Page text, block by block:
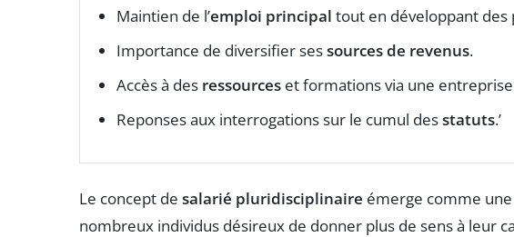
Maintien de l’emploi principal tout en développant des
Importance de diversifier sessources de revenus.
Accès à des ressources et formations via une
Reponses aux interrogations sur le cumul desstatuts.’
Le concept de salarié pluridisciplinaire émerge comme
nombreux individus désireux de donner plus de sens à leur